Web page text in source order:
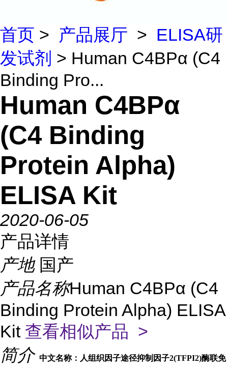
首页 > 产品展厅 > ELISA研
发试剂 > Human C4BPα (C4
Binding Pro...
Human C4BPα
(C4 Binding
Protein Alpha)
ELISA Kit
2020-06-05
产品详情
产地 国产
产品名称Human C4BPα (C4
Binding Protein Alpha) ELISA
Kit 查看相似产品 >
简介 中文名称：人组织因子途径抑制因子2(TFPI2)酶联免